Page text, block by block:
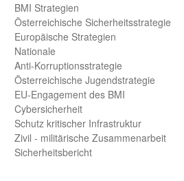
BMI Strategien
Öster­reichische Sicherheits­strategie
Europäische Strategien
Nationale
Anti-Korruptions­strategie
Öster­reichische Jugend­strategie
EU-Engagement des BMI
Cybersicherheit
Schutz kritischer Infra­struktur
Zivil - militärische Zusammen­arbeit
Sicherheits­bericht